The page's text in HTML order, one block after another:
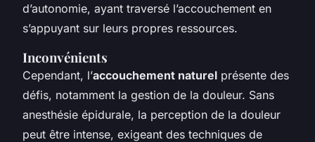
d’autonomie, ayant traversé l’accouchement en
s’appuyant sur leurs propres ressources.
Inconvénients
Cependant, l’accouchement naturel présente des
défis, notamment la gestion de la douleur. Sans
anesthésie épidurale, la perception de la douleur
peut être intense, exigeant des techniques de